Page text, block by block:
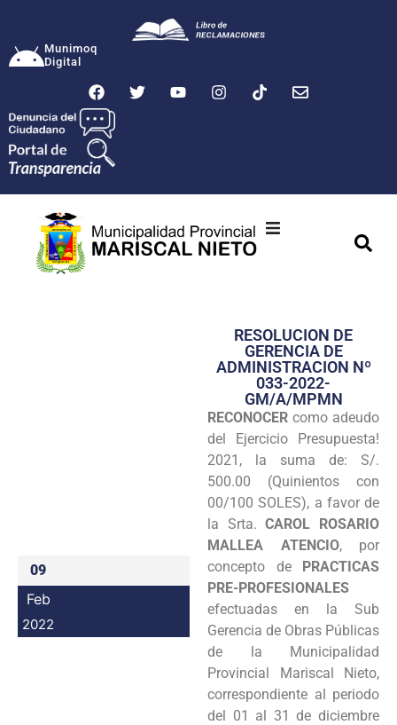
Munimoq
Digital
Transparencia
Seguridad
Programas
Intranet
09
Feb
2022
RESOLUCION DE
GERENCIA DE
ADMINISTRACION Nº
033-2022-
GM/A/MPMN
RECONOCER como adeudo
del Ejercicio Presupuesta!
2021, la suma de: S/.
500.00 (Quinientos con
00/100 SOLES), a favor de
la Srta.CAROL ROSARIO
MALLEA ATENCIO, por
concepto de PRACTICAS
PRE-PROFESIONALES
efectuadas en la Sub
Gerencia de Obras Públicas
de la Municipalidad
Provincial Mariscal Nieto,
correspondiente al periodo
del 01 al 31 de diciembre